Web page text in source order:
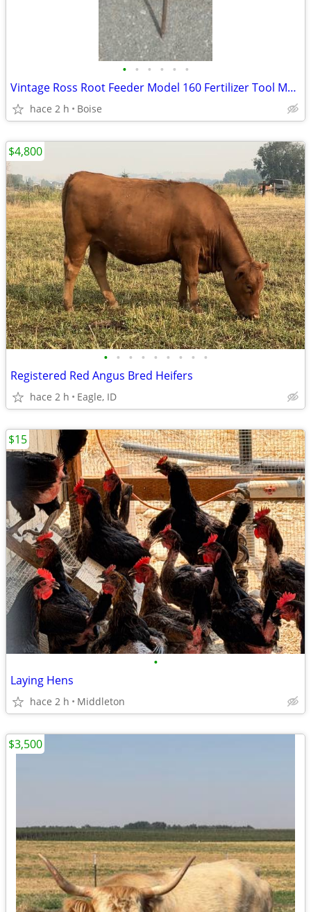
• • • • • •
Vintage Ross Root Feeder Model 160 Fertilizer Tool Metal Heavy Duty 28" Spike
hace 2 h Boise
• • • • • • • • •
Registered Red Angus Bred Heifers
hace 2 h Eagle, ID
$4,800
•
Laying Hens
hace 2 h Middleton
$15
$3,500